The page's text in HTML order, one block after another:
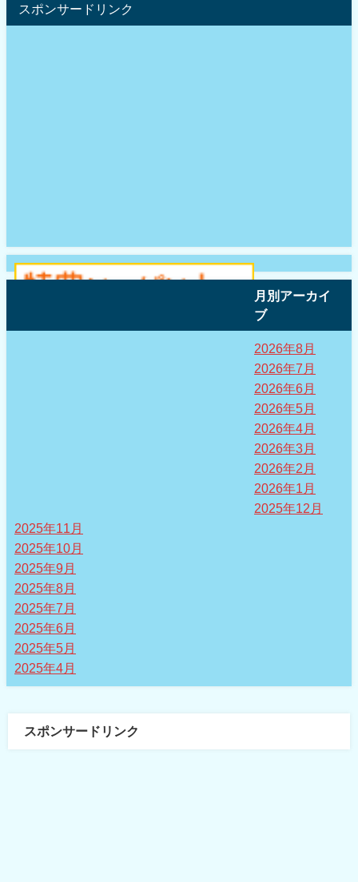
スポンサードリンク
月別アーカイ
ブ
2026年8月
2026年7月
2026年6月
2026年5月
2026年4月
2026年3月
2026年2月
2026年1月
2025年12月
2025年11月
2025年10月
2025年9月
2025年8月
2025年7月
2025年6月
2025年5月
2025年4月
スポンサードリンク